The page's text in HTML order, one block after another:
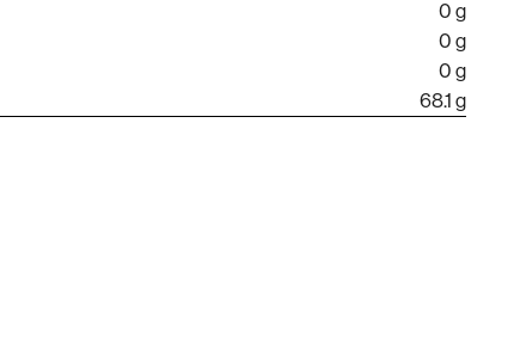
0 g
0 g
0 g
68.1 g